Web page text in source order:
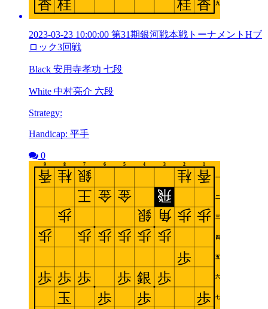
2023-03-23 10:00:00 第31期銀河戦本戦トーナメントHブ
ロック3回戦
Black 安用寺孝功 七段
White 中村亮介 六段
Strategy:
Handicap: 平手
0